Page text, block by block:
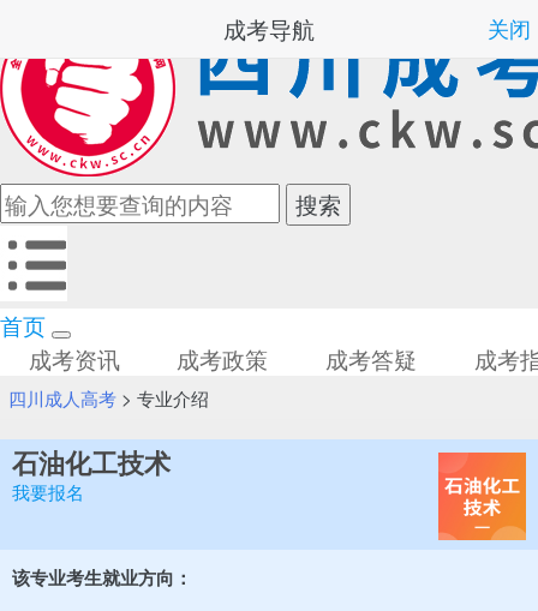
首页
成考资讯
成考政策 成考答疑 成考
四川成人高考> 专业介绍
石油化工技术
我要报名
该专业考生就业方向：
成考导航 关闭